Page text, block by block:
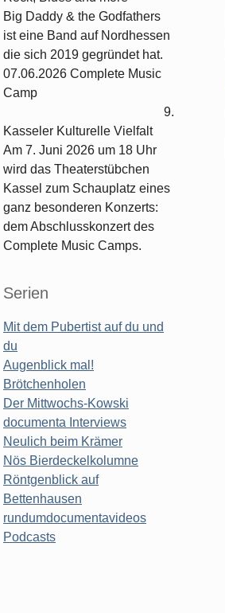
Big Daddy & the Godfathers
ist eine Band auf Nordhessen
die sich 2019 gegründet hat.
07.06.2026 Complete Music
Camp
9.
Kasseler Kulturelle Vielfalt
Am 7. Juni 2026 um 18 Uhr
wird das Theaterstübchen
Kassel zum Schauplatz eines
ganz besonderen Konzerts:
dem Abschlusskonzert des
Complete Music Camps.
Serien
Mit dem Pubertist auf du und
du
Augenblick mal!
Brötchenholen
Der Mittwochs-Kowski
documenta Interviews
Neulich beim Krämer
Nös Bierdeckelkolumne
Röntgenblick auf
Bettenhausen
rundumdocumentavideos
Podcasts